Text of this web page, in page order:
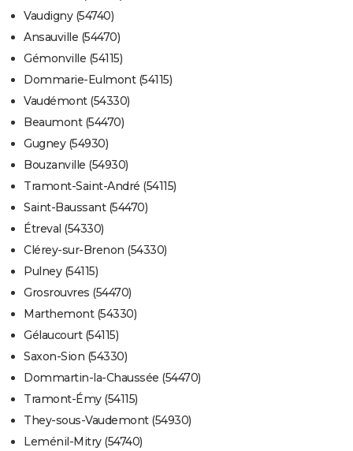
Vaudigny (54740)
Ansauville (54470)
Gémonville (54115)
Dommarie-Eulmont (54115)
Vaudémont (54330)
Beaumont (54470)
Gugney (54930)
Bouzanville (54930)
Tramont-Saint-André (54115)
Saint-Baussant (54470)
Étreval (54330)
Clérey-sur-Brenon (54330)
Pulney (54115)
Grosrouvres (54470)
Marthemont (54330)
Gélaucourt (54115)
Saxon-Sion (54330)
Dommartin-la-Chaussée (54470)
Tramont-Émy (54115)
They-sous-Vaudemont (54930)
Leménil-Mitry (54740)